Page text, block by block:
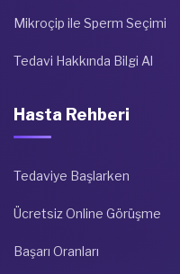
Mikroçip ile Sperm Seçimi
Tedavi Hakkında Bilgi Al
Hasta Rehberi
Tedaviye Başlarken
Ücretsiz Online Görüşme
Başarı Oranları